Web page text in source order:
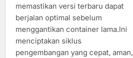
memastikan versi terbaru dapat
berjalan optimal sebelum
menggantikan container lama.Ini
menciptakan siklus
pengembangan yang cepat, aman,